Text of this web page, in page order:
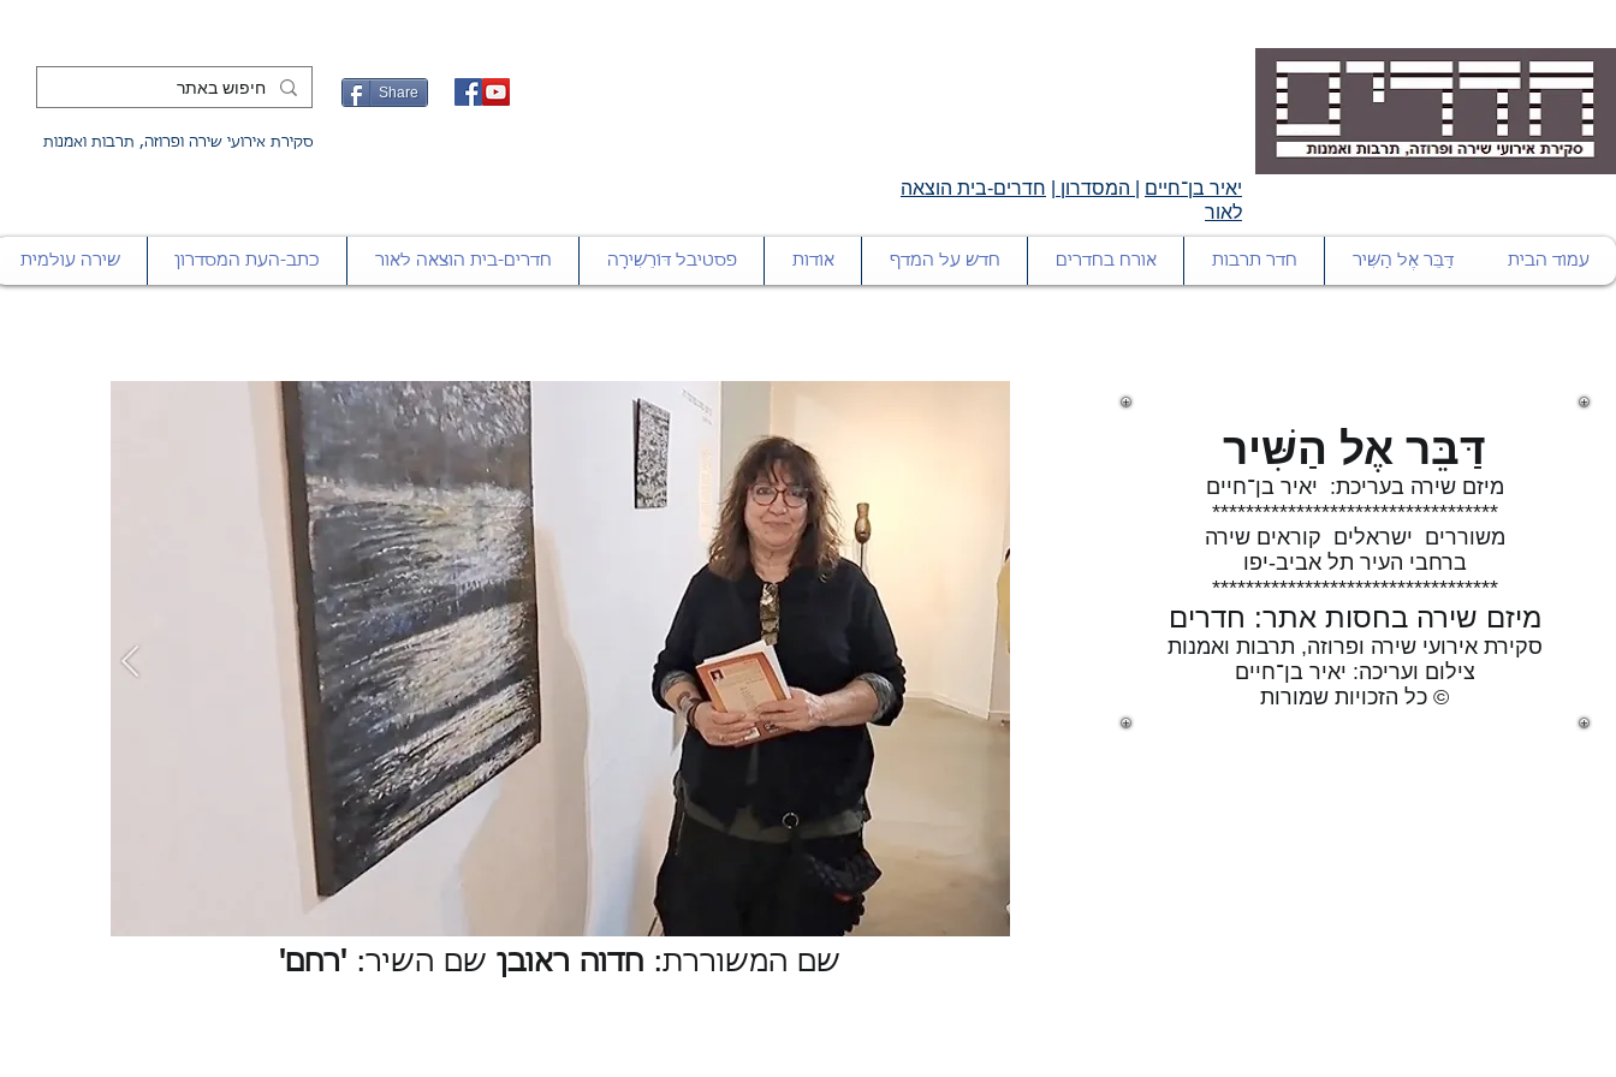
Share
סקירת אירועי שירה ופרוזה, תרבות ואמנות
יאיר בן־חיים המסדרון
חדרים-בית הוצאה
לאור
עמוד הבית דַּבֵּר אֶל הַשִּׁיר חדר תרבות אורח בחדרים חדש על המדף אודות פסטיבל דּוֹרֵשִׁירָה חדרים-בית הוצאה לאור כתב-העת המסדרון שירה עולמית
דַּבֵּר אֶל הַשִּׁיר
מיזם שירה בעריכת: יאיר בן־חיים
**********************************
משוררים ישראלים קוראים שירה
ברחבי העיר תל אביב-יפו
**********************************
מיזם שירה בחסות אתר: חדרים
סקירת אירועי שירה ופרוזה, תרבות ואמנות
צילום ועריכה: יאיר בן־חיים
© כל הזכויות שמורות
שם המשוררת:חדוה ראובן שם השיר:'רחם'